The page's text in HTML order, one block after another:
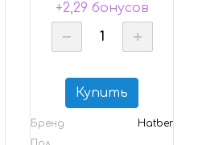
+2,29 бонусов
Купить
Бренд
Hatber